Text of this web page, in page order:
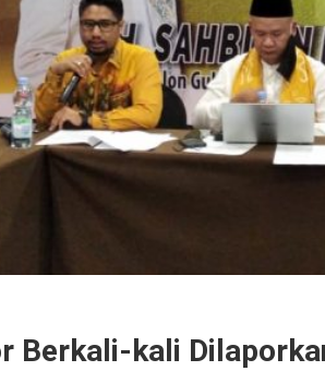
Berkali-kali